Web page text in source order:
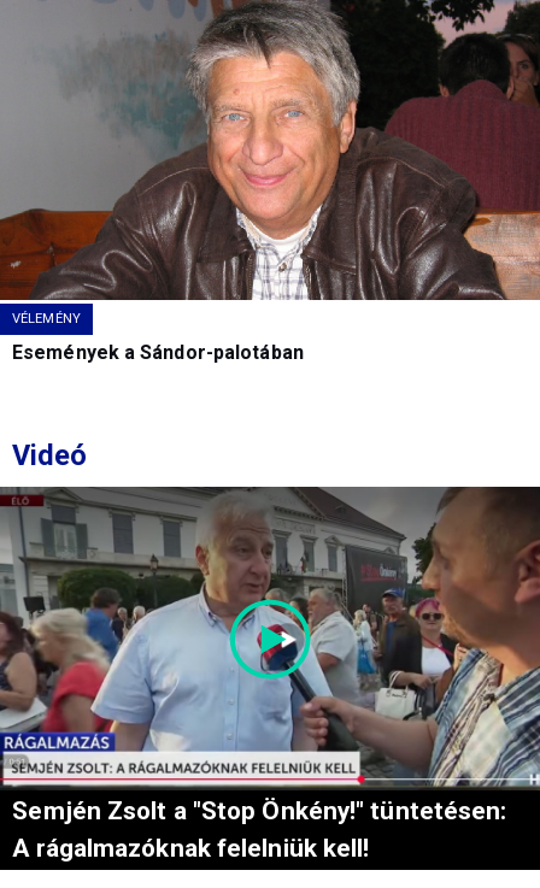
VÉLEMÉNY
Események a Sándor-palotában
Videó
Semjén Zsolt a "Stop Önkény!" tüntetésen:
A rágalmazóknak felelniük kell!